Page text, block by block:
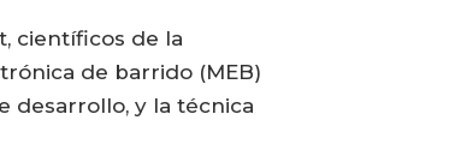
científicos de la
de barrido (MEB)
desarrollo, y la técnica